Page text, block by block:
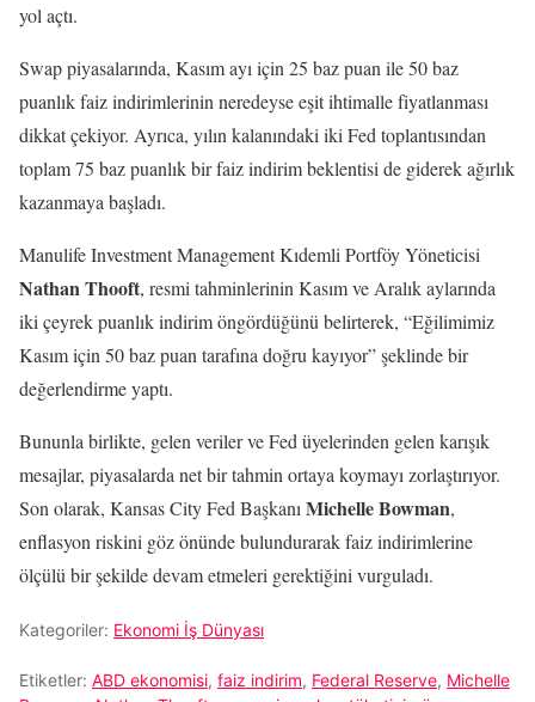
yol açtı.
Swap piyasalarında, Kasım ayı için 25 baz puan ile 50 baz
puanlık faiz indirimlerinin neredeyse eşit ihtimalle fiyatlanması
dikkat çekiyor. Ayrıca, yılın kalanındaki iki Fed toplantısından
toplam 75 baz puanlık bir faiz indirim beklentisi de giderek ağırlık
kazanmaya başladı.
Manulife Investment Management Kıdemli Portföy Yöneticisi
Nathan Thooft, resmi tahminlerinin Kasım ve Aralık aylarında
iki çeyrek puanlık indirim öngördüğünü belirterek, “Eğilimimiz
Kasım için 50 baz puan tarafına doğru kayıyor” şeklinde bir
değerlendirme yaptı.
Bununla birlikte, gelen veriler ve Fed üyelerinden gelen karışık
mesajlar, piyasalarda net bir tahmin ortaya koymayı zorlaştırıyor.
Son olarak, Kansas City Fed Başkanı Michelle Bowman,
enflasyon riskini göz önünde bulundurarak faiz indirimlerine
ölçülü bir şekilde devam etmeleri gerektiğini vurguladı.
Kategoriler: Ekonomi İş Dünyası
Etiketler: ABD ekonomisi, faiz indirim, Federal Reserve, Michelle